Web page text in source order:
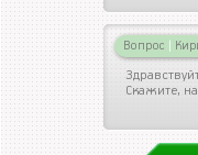
Вопрос |
Скажите,